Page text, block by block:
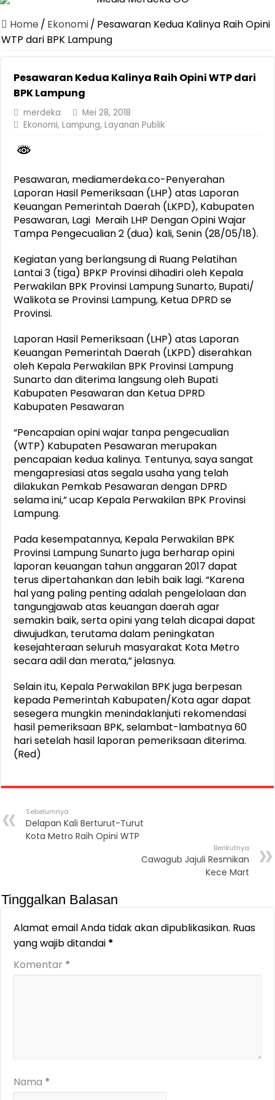
Canangkan Desa TAPIS dan Luncurkan Sekolah Lansia di
Pemprov Lampung Berhasil Kendalikan Inflasi, Jadi Provinsi
Dirut Jasa Raharja Dampingi Wamenhub Tinjau Penanganan
Pastikan Pelayanan Maksimal, Direksi Jasa Raharja Tinjau Korban
Dirut Jasa Raharja Dampingi Wamenhub Tinjau Penanganan
Purnama Wulan Sari Mirza Buka SiSeSa Roadshow Lampung
Home / Ekonomi/ Pesawaran Kedua Kalinya Raih Opini
WTP dari BPK Lampung
Pesawaran Kedua Kalinya Raih Opini WTP dari
BPK Lampung
merdeka
Mei 28, 2018
Ekonomi,Lampung,Layanan Publik
Pesawaran, mediamerdeka.co-Penyerahan
Laporan Hasil Pemeriksaan (LHP) atas Laporan
Keuangan Pemerintah Daerah (LKPD), Kabupaten
Pesawaran, Lagi Meraih LHP Dengan Opini Wajar
Tampa Pengecualian 2 (dua) kali, Senin (28/05/18).
Kegiatan yang berlangsung di Ruang Pelatihan
Lantai 3 (tiga) BPKP Provinsi dihadiri oleh Kepala
Perwakilan BPK Provinsi Lampung Sunarto, Bupati/
Walikota se Provinsi Lampung, Ketua DPRD se
Provinsi.
Laporan Hasil Pemeriksaan (LHP) atas Laporan
Keuangan Pemerintah Daerah (LKPD) diserahkan
oleh Kepala Perwakilan BPK Provinsi Lampung
Sunarto dan diterima langsung oleh Bupati
Kabupaten Pesawaran dan Ketua DPRD
Kabupaten Pesawaran
“Pencapaian opini wajar tanpa pengecualian
(WTP) Kabupaten Pesawaran merupakan
pencapaian kedua kalinya. Tentunya, saya sangat
mengapresiasi atas segala usaha yang telah
dilakukan Pemkab Pesawaran dengan DPRD
selama ini,” ucap Kepala Perwakilan BPK Provinsi
Lampung.
Pada kesempatannya, Kepala Perwakilan BPK
Provinsi Lampung Sunarto juga berharap opini
laporan keuangan tahun anggaran 2017 dapat
terus dipertahankan dan lebih baik lagi. “Karena
hal yang paling penting adalah pengelolaan dan
tangungjawab atas keuangan daerah agar
semakin baik, serta opini yang telah dicapai dapat
diwujudkan, terutama dalam peningkatan
kesejahteraan seluruh masyarakat Kota Metro
secara adil dan merata,” jelasnya.
Selain itu, Kepala Perwakilan BPK juga berpesan
kepada Pemerintah Kabupaten/Kota agar dapat
sesegera mungkin menindaklanjuti rekomendasi
hasil pemeriksaan BPK, selambat-lambatnya 60
hari setelah hasil laporan pemeriksaan diterima.
(Red)
Sebelumnya
Delapan Kali Berturut-Turut
Kota Metro Raih Opini WTP
Berikutnya
Cawagub Jajuli Resmikan
Kece Mart
Tinggalkan Balasan
Alamat email Anda tidak akan dipublikasikan. Ruas
yang wajib ditandai *
Komentar *
Nama *